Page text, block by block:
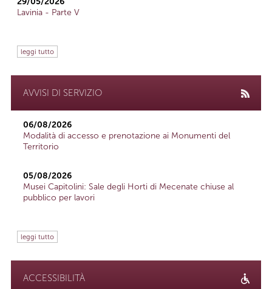
Lavinia - Parte V
leggi tutto
AVVISI DI SERVIZIO
06/08/2026
Modalità di accesso e prenotazione ai Monumenti del
Territorio
05/08/2026
Musei Capitolini: Sale degli Horti di Mecenate chiuse al
pubblico per lavori
leggi tutto
ACCESSIBILITÀ